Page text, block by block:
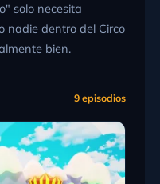
solo necesita
nadie dentro del Circo
bien.
9 episodios